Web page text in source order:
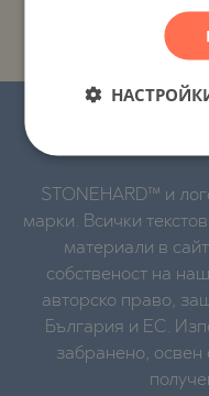
ПРОЕКТИ И ИМОТИ ПО
STONEHARD™ и
марки. Всички
материали в
собственост на
авторско право,
България и ЕС.
забранено, освен